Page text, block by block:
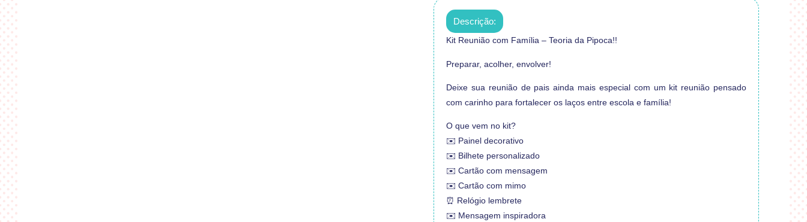
Descrição:
Kit Reunião com Família – Teoria da Pipoca!!
Preparar, acolher, envolver!
Deixe sua reunião de pais ainda mais especial com um kit reunião pensado
com carinho para fortalecer os laços entre escola e família!
O que vem no kit?
✉️ Painel decorativo
✉️ Bilhete personalizado
✉️ Cartão com mensagem
✉️ Cartão com mimo
⏰ Relógio lembrete
✉️ Mensagem inspiradora